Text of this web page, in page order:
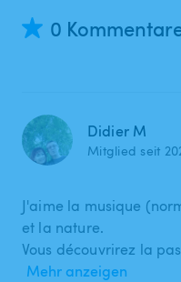
0
Didier M
Mitglied seit
J'aime la musique
et la nature.
Vous découvrirez la
Mehr anzeigen